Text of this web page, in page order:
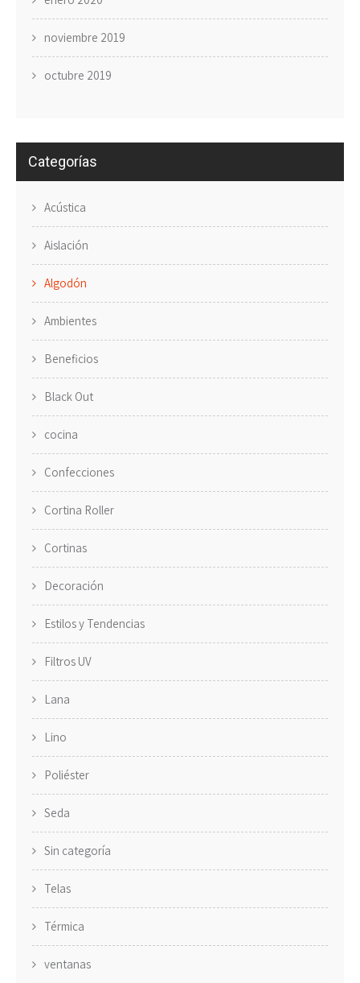
noviembre 2019
octubre 2019
Categorías
Acústica
Aislación
Algodón
Ambientes
Beneficios
Black Out
cocina
Confecciones
Cortina Roller
Cortinas
Decoración
Estilos y Tendencias
Filtros UV
Lana
Lino
Poliéster
Seda
Sin categoría
Telas
Térmica
ventanas